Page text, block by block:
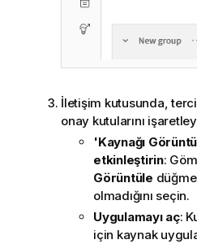
İletişim kutusunda,
onay kutularını
'Kaynağı
etkinleştirin:
Görüntüle
olmadığını seçin.
Uygulamayı aç:
için kaynak